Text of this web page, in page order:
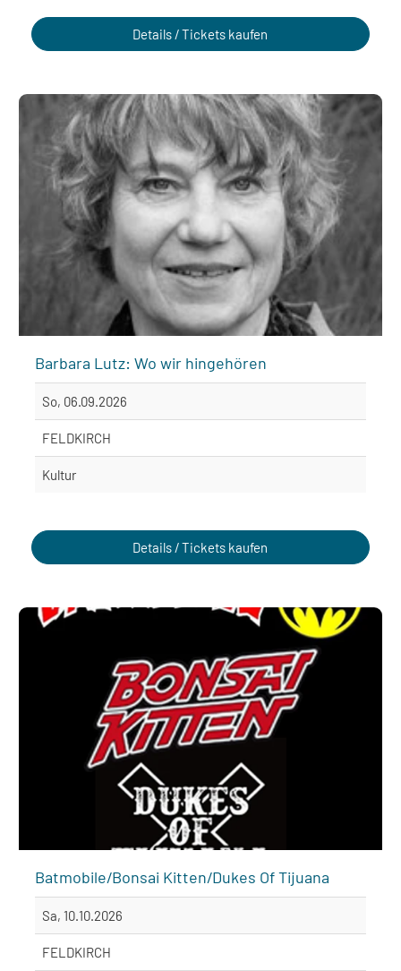
Details / Tickets kaufen
Barbara Lutz: Wo wir hingehören
So, 06.09.2026
FELDKIRCH
Kultur
Details / Tickets kaufen
Batmobile/Bonsai Kitten/Dukes Of Tijuana
Sa, 10.10.2026
FELDKIRCH